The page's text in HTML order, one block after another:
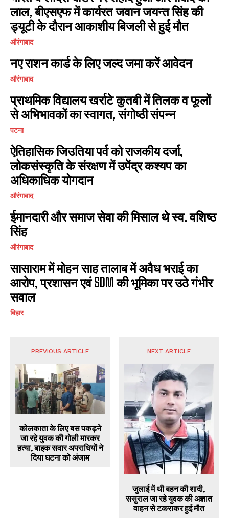
लाल, बीएसएफ में कार्यरत जवान जयन्त सिंह की
ड्यूटी के दौरान आकाशीय बिजली से हुई मौत
औरंगाबाद
नए राशन कार्ड के लिए जल्द जमा करें आवेदन
औरंगाबाद
प्राथमिक विद्यालय खर्राटे कुतबी में तिलक व फूलों
से अभिभावकों का स्वागत, संगोष्ठी संपन्न
पटना
ऐतिहासिक जिउतिया पर्व को राजकीय दर्जा,
लोकसंस्कृति के संरक्षण में उपेंद्र कश्यप का
अधिकाधिक योगदान
औरंगाबाद
ईमानदारी और समाज सेवा की मिसाल थे स्व. वशिष्ठ
सिंह
औरंगाबाद
सासाराम में मोहन साह तालाब में अवैध भराई का
आरोप, प्रशासन एवं SDM की भूमिका पर उठे गंभीर
सवाल
बिहार
PREVIOUS ARTICLE
कोलकाता के लिए बस पकड़ने
जा रहे युवक की गोली मारकर
हत्या, बाइक सवार अपराधियों ने
दिया घटना को अंजाम
NEXT ARTICLE
जुलाई में थी बहन की शादी,
ससुराल जा रहे युवक की अज्ञात
वाहन से टकराकर हुई मौत